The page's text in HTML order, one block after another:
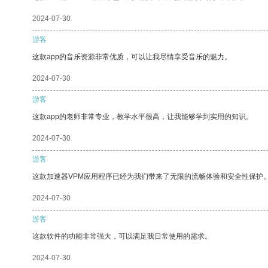
2024-07-30
游客
这款app的音乐资源非常优质，可以让我尽情享受音乐的魅力。
2024-07-30
游客
这款app的老师非常专业，教学水平很高，让我能够学到实用的知识。
2024-07-30
游客
这款加速器VPM应用程序已经为我们带来了无限的流畅体验和安全性保护
2024-07-30
游客
这款软件的功能非常强大，可以满足我日常使用的需求。
2024-07-30